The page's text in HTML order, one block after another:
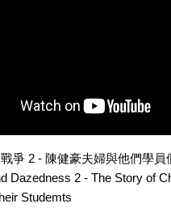
戰爭 2 - 陳健豪夫婦與他們學
Dazedness 2 - The Story of
Studemts